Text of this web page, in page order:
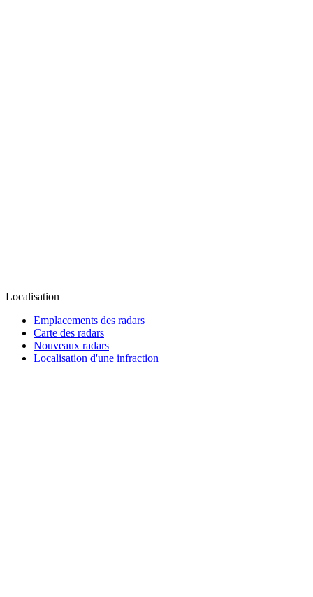
Localisation
Emplacements des radars
Carte des radars
Nouveaux radars
Localisation d'une infraction